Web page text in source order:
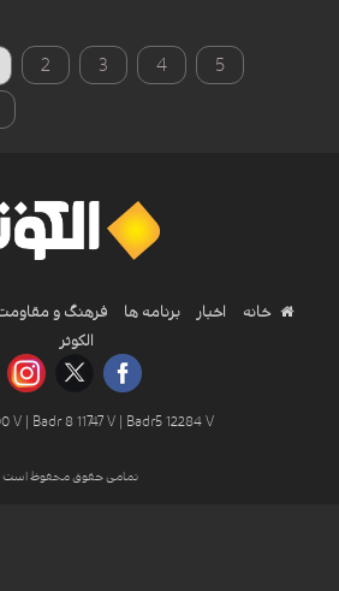
2 3 4 5
خانه اخبار برنامه ها فرهنگ و
الکوثر
V | Badr 8 11747 V | Badr5 12284 V
تمامی حقوق محفوظ است